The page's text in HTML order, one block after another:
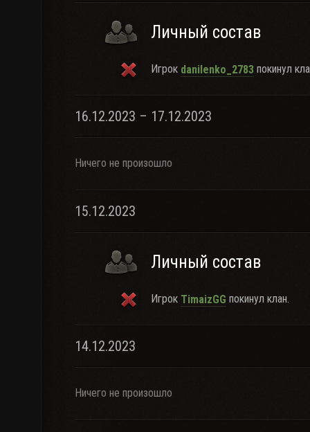
Личный состав
Игрок danilenko_2783 покинул
16.12.2023 – 17.12.2023
Ничего не произошло
15.12.2023
Личный состав
Игрок TimaizGG покинул клан.
14.12.2023
Ничего не произошло